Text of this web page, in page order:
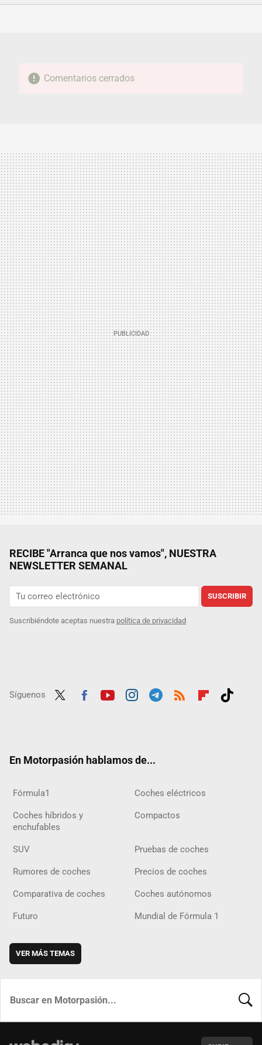
FACEBOOKTWITTERFLIPBOARD
E-
WHATSAPP
Comentarios cerrados
RECIBE "Arranca que nos vamos", NUESTRA
NEWSLETTER SEMANAL
SUSCRIBIR
Suscribiéndote aceptas nuestra política de privacidad
Síguenos
En Motorpasión hablamos de...
Fórmula1 Coches eléctricos
Coches híbridos y
enchufables
Compactos
SUV Pruebas de coches
Rumores de coches Precios de coches
Comparativa de coches Coches autónomos
Futuro Mundial de Fórmula 1
VER MÁS TEMAS